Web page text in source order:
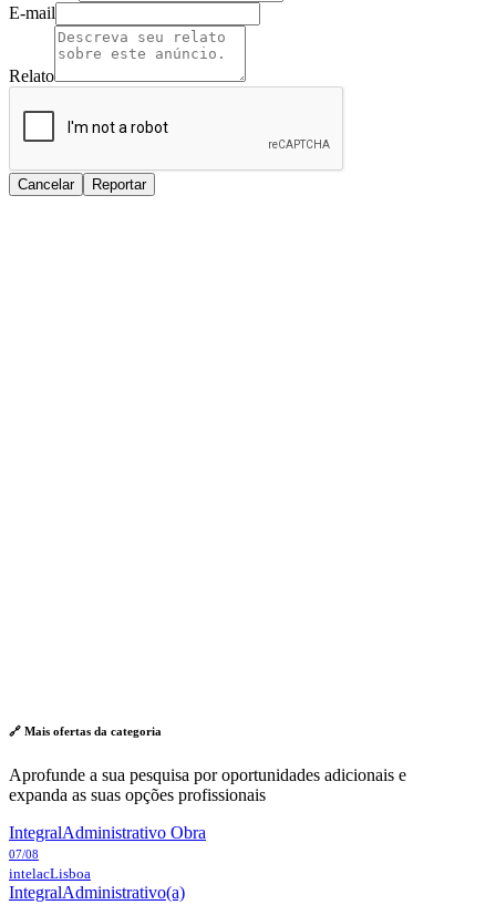
E-mail
Relato
Cancelar Reportar
🔗 Mais ofertas da categoria
Aprofunde a sua pesquisa por oportunidades adicionais e
expanda as suas opções profissionais
IntegralAdministrativo Obra
07/08
intelacLisboa
IntegralAdministrativo(a)